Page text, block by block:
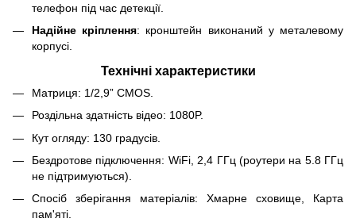
телефон під час детекції.
Надійне кріплення: кронштейн виконаний у металевому
корпусі.
Технічні характеристики
Матриця: 1/2,9” CMOS.
Роздільна здатність відео: 1080P.
Кут огляду: 130 градусів.
Бездротове підключення: WiFi, 2,4 ГГц (роутери на 5.8 ГГц
не підтримуються).
Спосіб зберігання матеріалів: Хмарне сховище, Карта
пам'яті.